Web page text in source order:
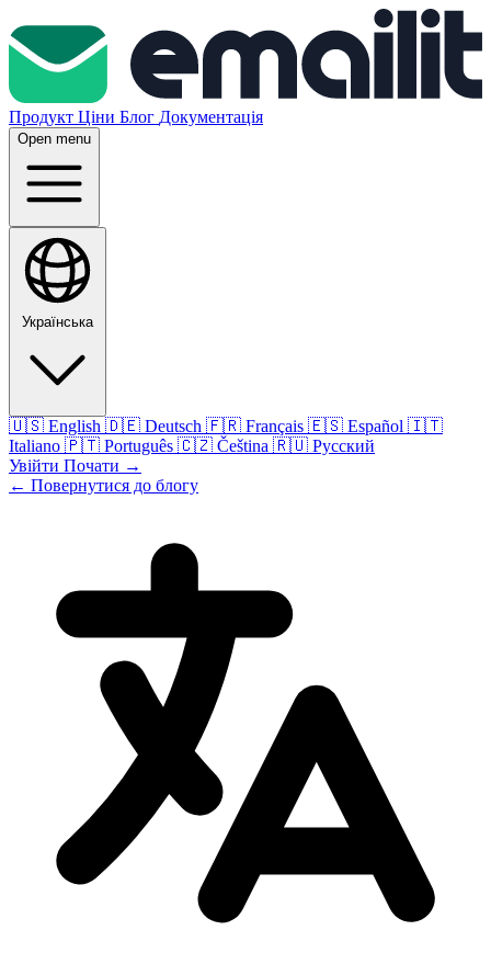
Продукт Ціни Блог Документація
Open menu
Українська
🇺🇸 English 🇩🇪 Deutsch 🇫🇷 Français 🇪🇸 Español 🇮🇹
Italiano 🇵🇹 Português 🇨🇿 Čeština 🇷🇺 Русский
Увійти Почати →
← Повернутися до блогу